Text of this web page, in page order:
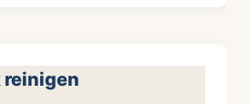
reinigen